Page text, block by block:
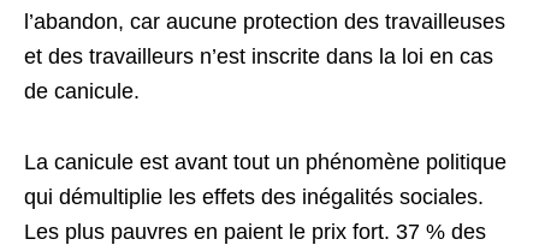
l’abandon, car aucune protection des travailleuses
et des travailleurs n’est inscrite dans la loi en cas
de canicule.
La canicule est avant tout un phénomène politique
qui démultiplie les effets des inégalités sociales.
Les plus pauvres en paient le prix fort. 37 % des